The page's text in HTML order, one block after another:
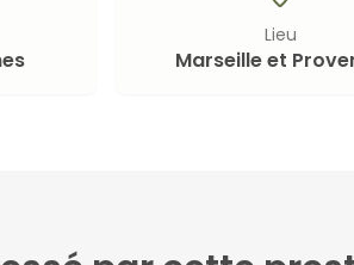
Lieu
Marseille et